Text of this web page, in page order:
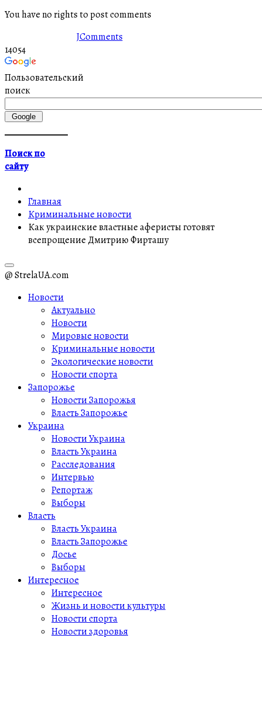
You have no rights to post comments
JComments
14054
Пользовательский
поиск
Поиск по
сайту
Главная
Криминальные новости
Как украинские властные аферисты готовят
всепрощение Дмитрию Фирташу
@ StrelaUA.com
Новости
Актуально
Новости
Мировые новости
Криминальные новости
Экологические новости
Новости спорта
Запорожье
Новости Запорожья
Власть Запорожье
Украина
Новости Украина
Власть Украина
Расследования
Интервью
Репортаж
Выборы
Власть
Власть Украина
Власть Запорожье
Досье
Выборы
Интересное
Интересное
Жизнь и новости культуры
Новости спорта
Новости здоровья